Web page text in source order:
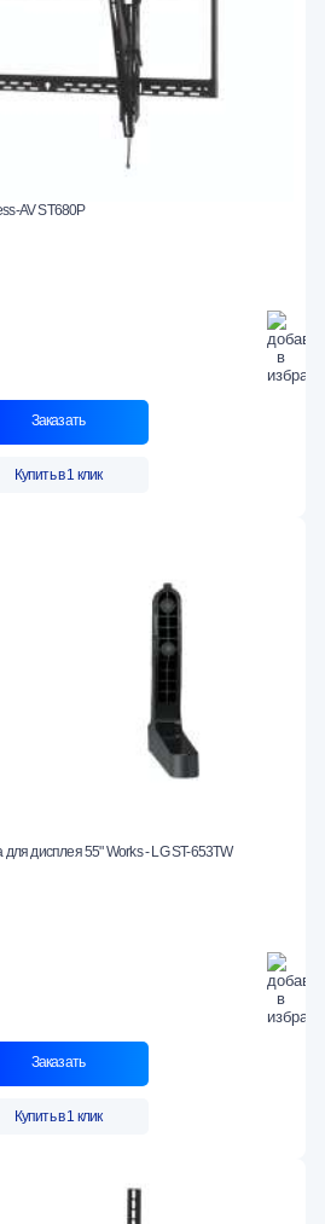
AV ST680P
Заказать
Купить в 1 клик
для дисплея 55" Works - LG ST-653TW
Заказать
Купить в 1 клик